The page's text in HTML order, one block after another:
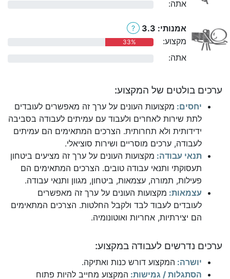
אתה:
אמנותי: 3.3 ?
מקצוע: 33%
אתה:
ערכים בולטים של המקצוע:
יחסים: מקצועות העונים על ערך זה מאפשרים לעובדים
לתת שירות לאחרים ולעבוד עם עמיתים לעבודה בסביבה
ידידותית ולא תחרותית. הצרכים המתאימים הם עמיתים
לעבודה, ערכים מוסריים ושירות סוציאלי.
תנאי עבודה: מקצועות העונים על ערך זה מציעים ביטחון
תעסוקתי ותנאי עבודה טובים. הצרכים המתאימים הם
פעילות, תמורה, עצמאות, ביטחון, מגוון ותנאי עבודה.
עצמאות: מקצועות העונים על ערך זה מאפשרים
לעובדים לעבוד לבד ולקבל החלטות. הצרכים המתאימים
הם יצירתיות, אחריות ואוטונומיה.
ערכים נדרשים לעבודה במקצוע:
יושרה: המקצוע דורש כנות ואתיקה.
הסתגלות / גמישות: המקצוע מחייב להיות פתוח